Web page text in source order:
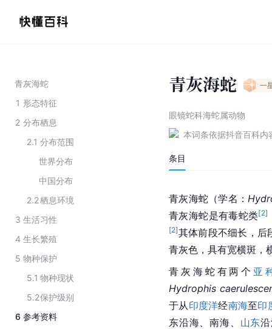
青灰海蛇
1 形态特征
2 分布栖息
2.1 分布范围
世界分布
中国分布
2.2栖息环境
3 生活习性
4 生长繁殖
5 物种保护
5.1 物种现状
5.2保护级别
6 参考资料
青灰海蛇 一
眼镜蛇科海蛇属动物
本词条依据抖音百科内
条目
青灰海蛇（学名 ：
青灰海蛇是有毒蛇类[2]
[2]其体前段不细长，后
青灰色，具有宽横斑，
青灰海蛇有两个 亚
Hydrophis
于从 印度洋经南海至印
东沿海、南海、 山东